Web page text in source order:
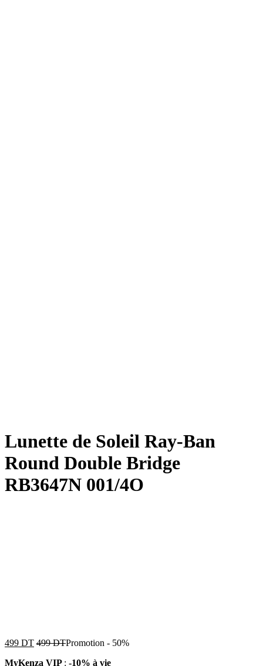
Lunette de Soleil Ray-Ban
Round Double Bridge
RB3647N 001/4O
499 DT 499DTPromotion - 50%
MyKenza VIP : -10% à vie